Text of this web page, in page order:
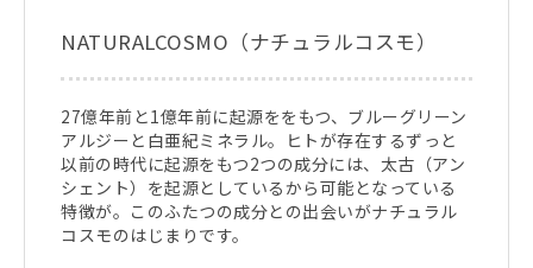
NATURALCOSMO（ナチュラルコスモ）
27億年前と1億年前に起源ををもつ、ブルーグリーン
アルジーと白亜紀ミネラル。ヒトが存在するずっと
以前の時代に起源をもつ2つの成分には、太古（アン
シェント）を起源としているから可能となっている
特徴が。このふたつの成分との出会いがナチュラル
コスモのはじまりです。